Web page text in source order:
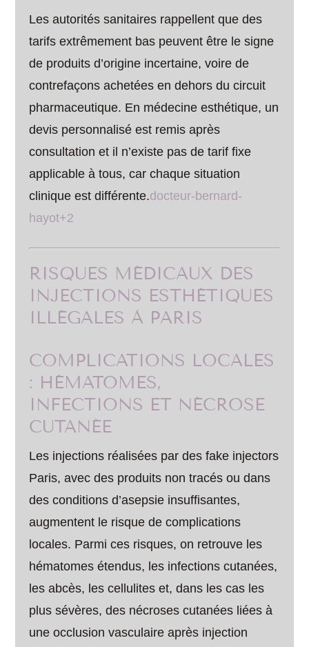
Les autorités sanitaires rappellent que des
tarifs extrêmement bas peuvent être le signe
de produits d’origine incertaine, voire de
contrefaçons achetées en dehors du circuit
pharmaceutique. En médecine esthétique, un
devis personnalisé est remis après
consultation et il n’existe pas de tarif fixe
applicable à tous, car chaque situation
clinique est différente.docteur-bernard-
hayot+2
RISQUES MÉDICAUX DES
INJECTIONS ESTHÉTIQUES
ILLÉGALES À PARIS
COMPLICATIONS LOCALES
: HÉMATOMES,
INFECTIONS ET NÉCROSE
CUTANÉE
Les injections réalisées par des fake injectors
Paris, avec des produits non tracés ou dans
des conditions d’asepsie insuffisantes,
augmentent le risque de complications
locales. Parmi ces risques, on retrouve les
hématomes étendus, les infections cutanées,
les abcès, les cellulites et, dans les cas les
plus sévères, des nécroses cutanées liées à
une occlusion vasculaire après injection